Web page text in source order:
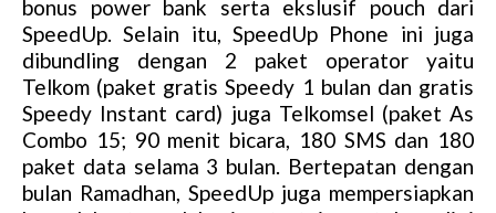
bonus power bank serta ekslusif pouch dari
SpeedUp. Selain itu, SpeedUp Phone ini juga
dibundling dengan 2 paket operator yaitu
Telkom (paket gratis Speedy 1 bulan dan gratis
Speedy Instant card) juga Telkomsel (paket As
Combo 15; 90 menit bicara, 180 SMS dan 180
paket data selama 3 bulan. Bertepatan dengan
bulan Ramadhan, SpeedUp juga mempersiapkan